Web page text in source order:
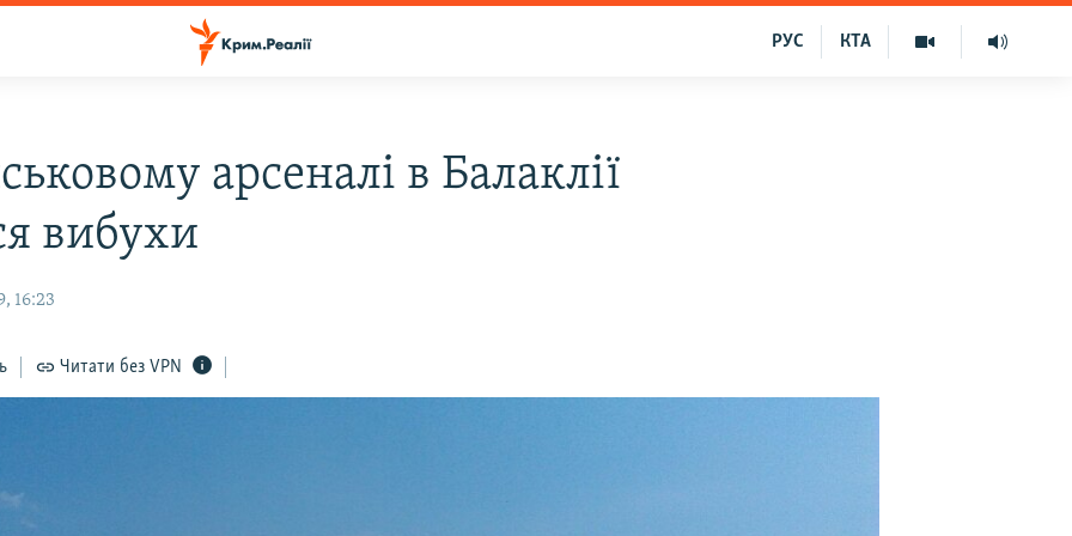
КТА
РУС
арсеналі в Балаклії
вибухи
16:23
Читати без VPN